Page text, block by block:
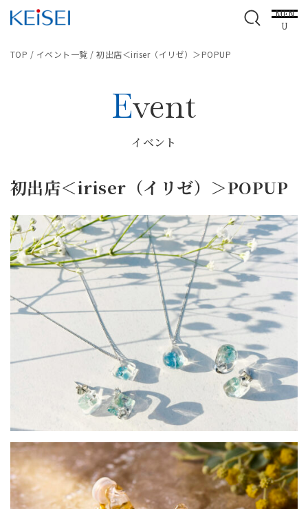
MEN
U
TOP / イベント一覧 /初出店＜iriser（イリゼ）＞POPUP
Event
イベント
初出店＜iriser（イリゼ）＞POPUP